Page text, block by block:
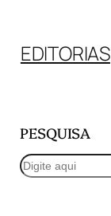
EDITORIAS
PESQUISA
P